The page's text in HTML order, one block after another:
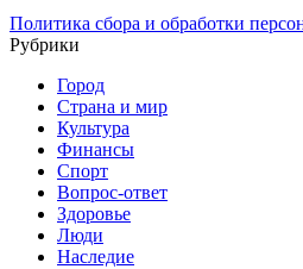
Политика сбора и обработки
Рубрики
Город
Страна и мир
Культура
Финансы
Спорт
Вопрос-ответ
Здоровье
Люди
Наследие